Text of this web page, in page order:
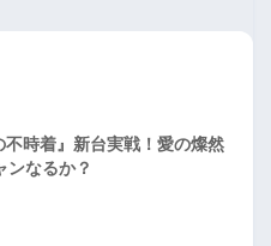
不時着』新台実戦！愛の燦然
ンなるか？